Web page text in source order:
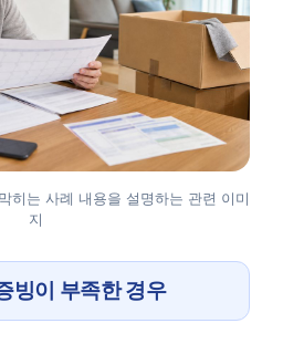
히는 사례 내용을 설명하는 관련 이미
지
빙이 부족한 경우